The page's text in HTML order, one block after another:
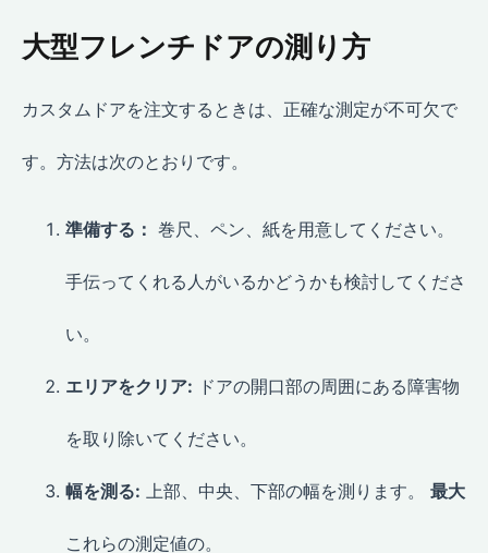
大型フレンチドアの測り方
カスタムドアを注文するときは、正確な測定が不可欠で
す。方法は次のとおりです。
準備する： 巻尺、ペン、紙を用意してください。
手伝ってくれる人がいるかどうかも検討してくださ
い。
エリアをクリア: ドアの開口部の周囲にある障害物
を取り除いてください。
幅を測る: 上部、中央、下部の幅を測ります。 最大
これらの測定値の。